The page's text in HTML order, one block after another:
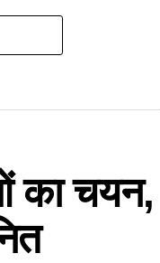
का चयन,